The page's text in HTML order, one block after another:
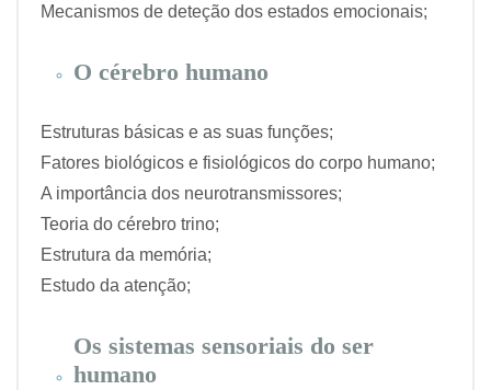
Mecanismos de deteção dos estados emocionais;
O cérebro humano
Estruturas básicas e as suas funções;
Fatores biológicos e fisiológicos do corpo humano;
A importância dos neurotransmissores;
Teoria do cérebro trino;
Estrutura da memória;
Estudo da atenção;
Os sistemas sensoriais do ser
humano